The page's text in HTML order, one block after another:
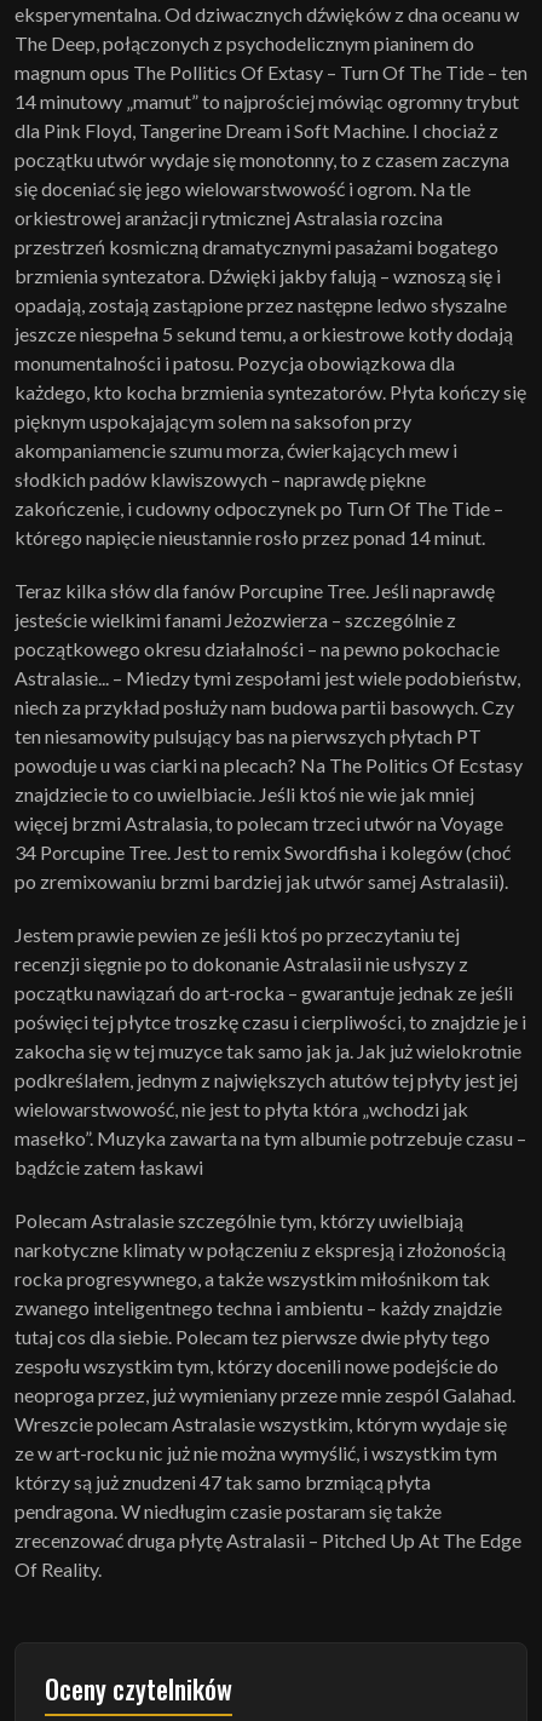
eksperymentalna. Od dziwacznych dźwięków z dna oceanu w
The Deep, połączonych z psychodelicznym pianinem do
magnum opus The Pollitics Of Extasy – Turn Of The Tide – ten
14 minutowy „mamut” to najprościej mówiąc ogromny trybut
dla Pink Floyd, Tangerine Dream i Soft Machine. I chociaż z
początku utwór wydaje się monotonny, to z czasem zaczyna
się doceniać się jego wielowarstwowość i ogrom. Na tle
orkiestrowej aranżacji rytmicznej Astralasia rozcina
przestrzeń kosmiczną dramatycznymi pasażami bogatego
brzmienia syntezatora. Dźwięki jakby falują – wznoszą się i
opadają, zostają zastąpione przez następne ledwo słyszalne
jeszcze niespełna 5 sekund temu, a orkiestrowe kotły dodają
monumentalności i patosu. Pozycja obowiązkowa dla
każdego, kto kocha brzmienia syntezatorów. Płyta kończy się
pięknym uspokajającym solem na saksofon przy
akompaniamencie szumu morza, ćwierkających mew i
słodkich padów klawiszowych – naprawdę piękne
zakończenie, i cudowny odpoczynek po Turn Of The Tide –
którego napięcie nieustannie rosło przez ponad 14 minut.
Teraz kilka słów dla fanów Porcupine Tree. Jeśli naprawdę
jesteście wielkimi fanami Jeżozwierza – szczególnie z
początkowego okresu działalności – na pewno pokochacie
Astralasie... – Miedzy tymi zespołami jest wiele podobieństw,
niech za przykład posłuży nam budowa partii basowych. Czy
ten niesamowity pulsujący bas na pierwszych płytach PT
powoduje u was ciarki na plecach? Na The Politics Of Ecstasy
znajdziecie to co uwielbiacie. Jeśli ktoś nie wie jak mniej
więcej brzmi Astralasia, to polecam trzeci utwór na Voyage
34 Porcupine Tree. Jest to remix Swordfisha i kolegów (choć
po zremixowaniu brzmi bardziej jak utwór samej Astralasii).
Jestem prawie pewien ze jeśli ktoś po przeczytaniu tej
recenzji sięgnie po to dokonanie Astralasii nie usłyszy z
początku nawiązań do art-rocka – gwarantuje jednak ze jeśli
poświęci tej płytce troszkę czasu i cierpliwości, to znajdzie je i
zakocha się w tej muzyce tak samo jak ja. Jak już wielokrotnie
podkreślałem, jednym z największych atutów tej płyty jest jej
wielowarstwowość, nie jest to płyta która „wchodzi jak
masełko”. Muzyka zawarta na tym albumie potrzebuje czasu –
bądźcie zatem łaskawi
Polecam Astralasie szczególnie tym, którzy uwielbiają
narkotyczne klimaty w połączeniu z ekspresją i złożonością
rocka progresywnego, a także wszystkim miłośnikom tak
zwanego inteligentnego techna i ambientu – każdy znajdzie
tutaj cos dla siebie. Polecam tez pierwsze dwie płyty tego
zespołu wszystkim tym, którzy docenili nowe podejście do
neoproga przez, już wymieniany przeze mnie zespól Galahad.
Wreszcie polecam Astralasie wszystkim, którym wydaje się
ze w art-rocku nic już nie można wymyślić, i wszystkim tym
którzy są już znudzeni 47 tak samo brzmiącą płyta
pendragona. W niedługim czasie postaram się także
zrecenzować druga płytę Astralasii – Pitched Up At The Edge
Of Reality.
Oceny czytelników